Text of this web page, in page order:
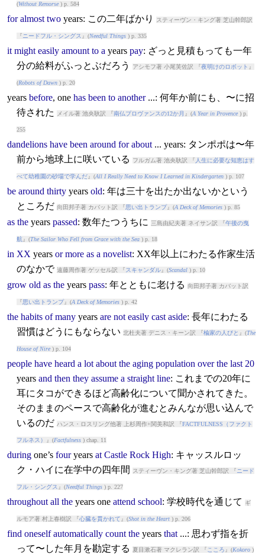
(Without Remorse) p. 584
for almost two years: この二年ばかり スティーヴン・キング著 芝山幹郎訳
『 ニードフル・シングス 』(Needful Things) p. 335
it might easily amount to a years pay: ざっと見積もっても一年
分の給料がふっとぶだろう
アシモフ著 小尾芙佐訳 『夜明けのロボット 』
(Robots of Dawn) p. 20
years before, one has been to another...: 何年か前にも、〜に招
待された
メイル著 池央耿訳 『南仏プロヴァンスの12か月 』(A Year in Provence) p.
255
dandelions have been around for about... years: タンポポは〜年
前から地球上に咲いている
フルガム著 池央耿訳 『 人生に必要な知恵はす
べて幼稚園の砂場で学んだ』(All I Really Need to Know I Learned in Kindergarten) p. 107
be around thirty years old: 年は三十を出たか出ないかという
ところだ 向田邦子著 カバット訳 『思い出トランプ』(A Deck of Memories) p. 85
as the years passed: 数年たつうちに 三島由紀夫著 ネイサン訳 『午後の曳
航 』(The Sailor Who Fell from Grace with the Sea) p. 18
in XX years or more as a novelist: XX年以上にわたる作家生活
のなかで 遠藤周作著 ゲッセル訳 『スキャンダル』(Scandal) p. 10
grow old as the years pass: 年とともに老ける 向田邦子著 カバット訳
『思い出トランプ』(A Deck of Memories) p. 42
the habits of many years are not easily cast aside: 長年にわたる
習慣はどうにもならない 北杜夫著 デニス・キーン訳 『楡家の人びと 』(The
House of Nire) p. 104
people have heard a lot about the aging population over the last 20
years and then they assume a straight line: これまでの20年に
耳にタコができるほど高齢化について聞かされてきた。
そのままのペースで高齢化が進むとみんなが思い込んで
いるのだ ハンス・ロスリング他著 上杉周作+関美和訳 『FACTFULNESS（ファクト
フルネス） 』(Factfulness) chap. 11
duringone’s four years at Castle Rock High: キャッスルロッ
ク・ハイに在学中の四年間
スティーヴン・キング著 芝山幹郎訳 『 ニード
フル・シングス 』(Needful Things) p. 227
throughout all the yearsone attend school: 学校時代を通じて ギ
ルモア著 村上春樹訳 『心臓を貫かれて 』(Shot in the Heart) p. 206
find oneself automatically count the years that...: 思わず指を折
って〜した年月を勘定する
夏目漱石著 マクレラン訳 『 こころ 』(Kokoro)